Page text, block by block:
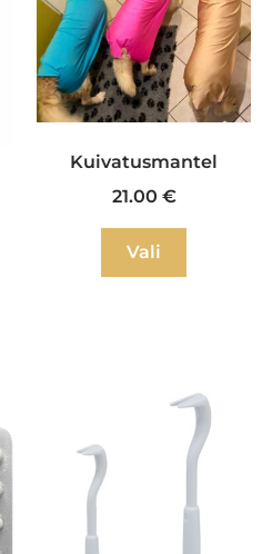
Kuivatusmantel
21.00 €
Vali